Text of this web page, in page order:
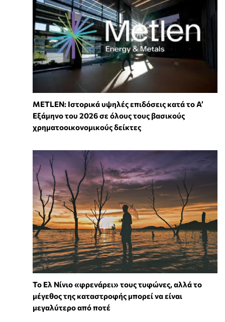
METLEN: Ιστορικά υψηλές επιδόσεις κατά το Α’
Εξάμηνο του 2026 σε όλους τους βασικούς
χρηματοοικονομικούς δείκτες
Το Ελ Νίνιο «φρενάρει» τους τυφώνες, αλλά το
μέγεθος της καταστροφής μπορεί να είναι
μεγαλύτερο από ποτέ